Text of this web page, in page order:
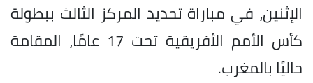
الإثنين، في مباراة تحديد المركز الثالث ببطولة
كأس الأمم الأفريقية تحت 17 عامًا، المقامة
حاليًا بالمغرب.